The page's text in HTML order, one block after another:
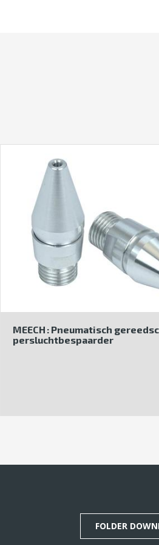
MEECH : Pneumatisch
persluchtbespaarder
FOLDER